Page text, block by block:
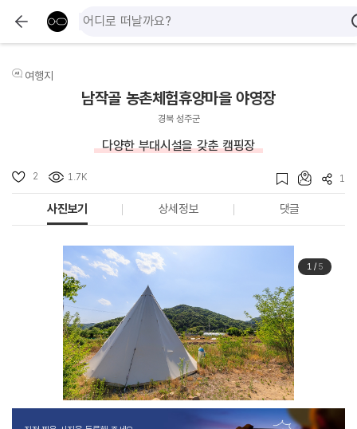
여행지
남작골 농촌체험휴양마을 야영장
경북 성주군
다양한 부대시설을 갖춘 캠핑장
2 1.7K 1
사진보기 상세정보 댓글
1/ 5